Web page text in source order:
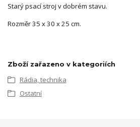
Starý psací stroj v dobrém stavu.
Rozměr 35 x 30 x 25 cm.
Zboží zařazeno v kategoriích
Rádia, technika
Ostatní